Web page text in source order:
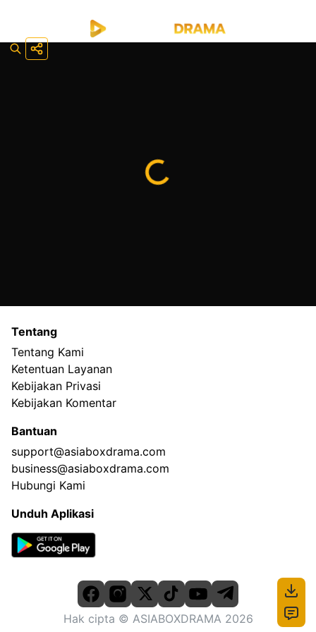
Tentang
Tentang Kami
Ketentuan Layanan
Kebijakan Privasi
Kebijakan Komentar
Bantuan
support@asiaboxdrama.com
business@asiaboxdrama.com
Hubungi Kami
Unduh Aplikasi
Hak cipta © ASIABOXDRAMA 2026